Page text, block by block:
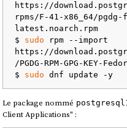
https://
rpms/F-41-x86_64/
latest.noarch.rpm
$ sudo rpm --import
https://
/PGDG-RPM-GPG-KEY-
$ sudo dnf update -y
Le package nommé
Client Applications" :